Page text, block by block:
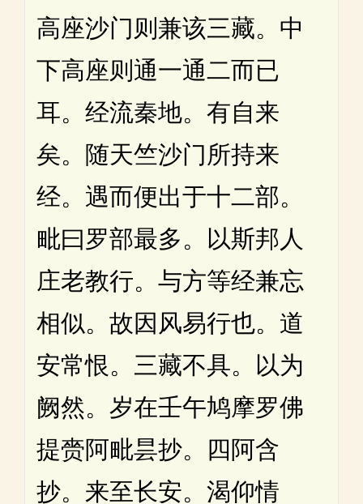
高座沙门则兼该三藏。中
下高座则通一通二而已
耳。经流秦地。有自来
矣。随天竺沙门所持来
经。遇而便出于十二部。
毗曰罗部最多。以斯邦人
庄老教行。与方等经兼忘
相似。故因风易行也。道
安常恨。三藏不具。以为
阙然。岁在壬午鸠摩罗佛
提赍阿毗昙抄。四阿含
抄。来至长安。渴仰情